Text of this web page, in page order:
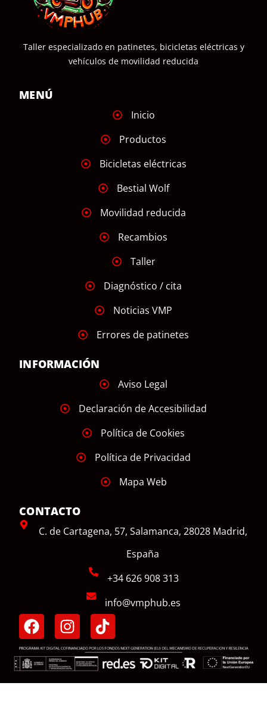
Taller especializado en patinetes, bicicletas eléctricas y
vehículos de movilidad reducida
MENÚ
Inicio
Productos
Bicicletas eléctricas
Bestial Wolf
Movilidad reducida
Recambios
Taller
Diagnóstico / cita
Noticias VMP
Errores de patinetes
INFORMACIÓN
Aviso Legal
Declaración de Accesibilidad
Política de Cookies
Política de Privacidad
Mapa Web
CONTACTO
C. de Cartagena, 57, Salamanca, 28028 Madrid,
España
+34 626 908 313
info@vmphub.es